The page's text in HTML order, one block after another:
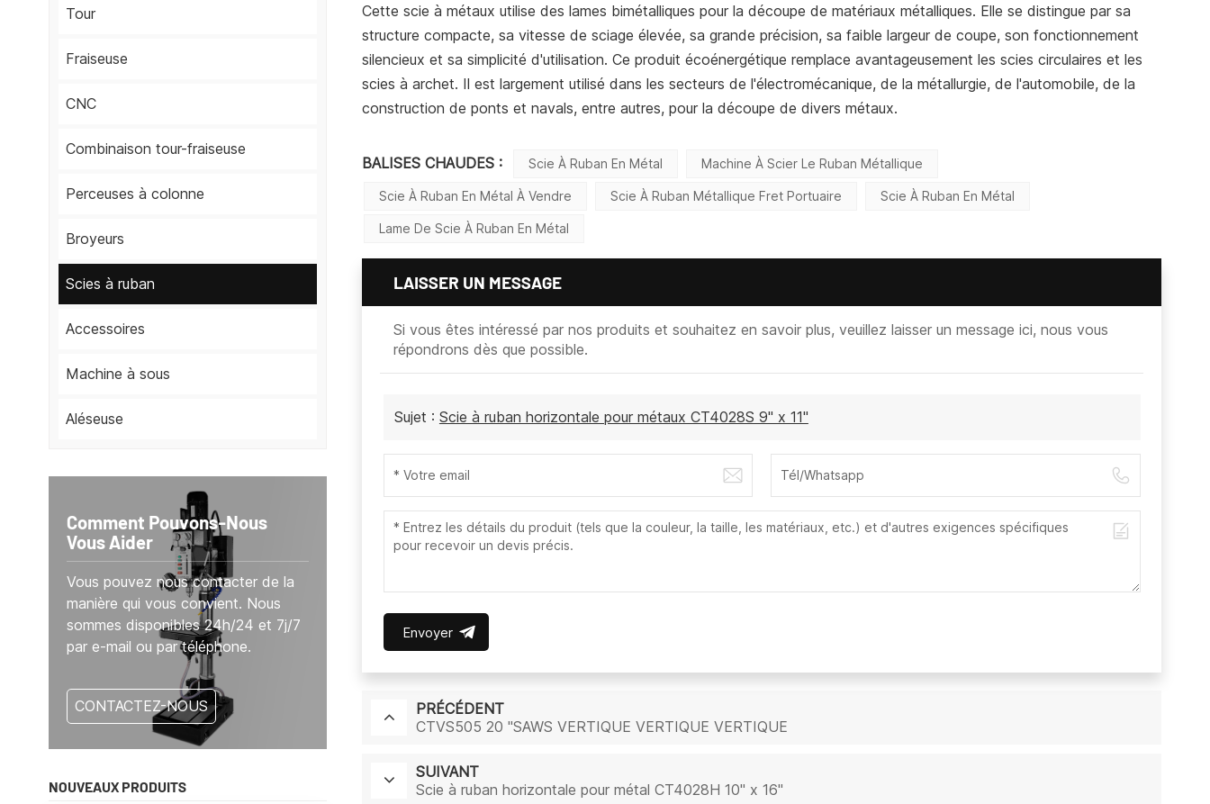
Tour
Fraiseuse
CNC
Combinaison tour-fraiseuse
Perceuses à colonne
Broyeurs
Scies à ruban
Accessoires
Machine à sous
Aléseuse
Comment Pouvons-Nous
Vous Aider
Vous pouvez nous contacter de la
manière qui vous convient. Nous
sommes disponibles 24h/24 et 7j/7
par e-mail ou par téléphone.
CONTACTEZ-NOUS
NOUVEAUX PRODUITS
Cette scie à métaux utilise des lames bimétalliques pour la découpe de matériaux métalliques. Elle se distingue par sa
structure compacte, sa vitesse de sciage élevée, sa grande précision, sa faible largeur de coupe, son fonctionnement
silencieux et sa simplicité d'utilisation. Ce produit écoénergétique remplace avantageusement les scies circulaires et les
scies à archet. Il est largement utilisé dans les secteurs de l'électromécanique, de la métallurgie, de l'automobile, de la
construction de ponts et navals, entre autres, pour la découpe de divers métaux.
BALISES CHAUDES : Scie À Ruban En Métal Machine À Scier Le Ruban Métallique
Scie À Ruban En Métal À Vendre Scie À Ruban Métallique Fret Portuaire Scie À Ruban En Métal
Lame De Scie À Ruban En Métal
LAISSER UN MESSAGE
Si vous êtes intéressé par nos produits et souhaitez en savoir plus, veuillez laisser un message ici, nous vous
répondrons dès que possible.
Sujet : Scie à ruban horizontale pour métaux CT4028S 9" x 11"
Envoyer
PRÉCÉDENT
CTVS505 20 "SAWS VERTIQUE VERTIQUE VERTIQUE
SUIVANT
Scie à ruban horizontale pour métal CT4028H 10" x 16"